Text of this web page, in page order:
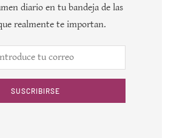
diario en tu bandeja de las
realmente te importan.
SUSCRIBIRSE